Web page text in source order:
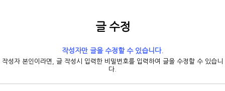
글 수정
작성자만 글을 수정할 수 있습니다.
작성자 본인이라면, 글 작성시 입력한 비밀번호를 입력하여 글을 수정할 수 있습니
다.